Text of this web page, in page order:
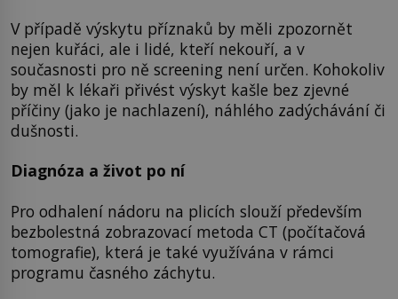
V případě výskytu příznaků by měli zpozornět
nejen kuřáci, ale i lidé, kteří nekouří, a v
současnosti pro ně screening není určen. Kohokoliv
by měl k lékaři přivést výskyt kašle bez zjevné
příčiny (jako je nachlazení), náhlého zadýchávání či
dušnosti.
Diagnóza a život po ní
Pro odhalení nádoru na plicích slouží především
bezbolestná zobrazovací metoda CT (počítačová
tomografie), která je také využívána v rámci
programu časného záchytu.